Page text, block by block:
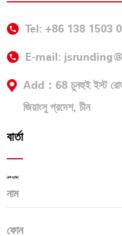
Tel: +86 138 1503
E-mail:
Add：68 চুনহুই ইস্ট রোড,
জিয়াংসু প্রদেশ, চীন
বার্তা
[#ইনপুট#]